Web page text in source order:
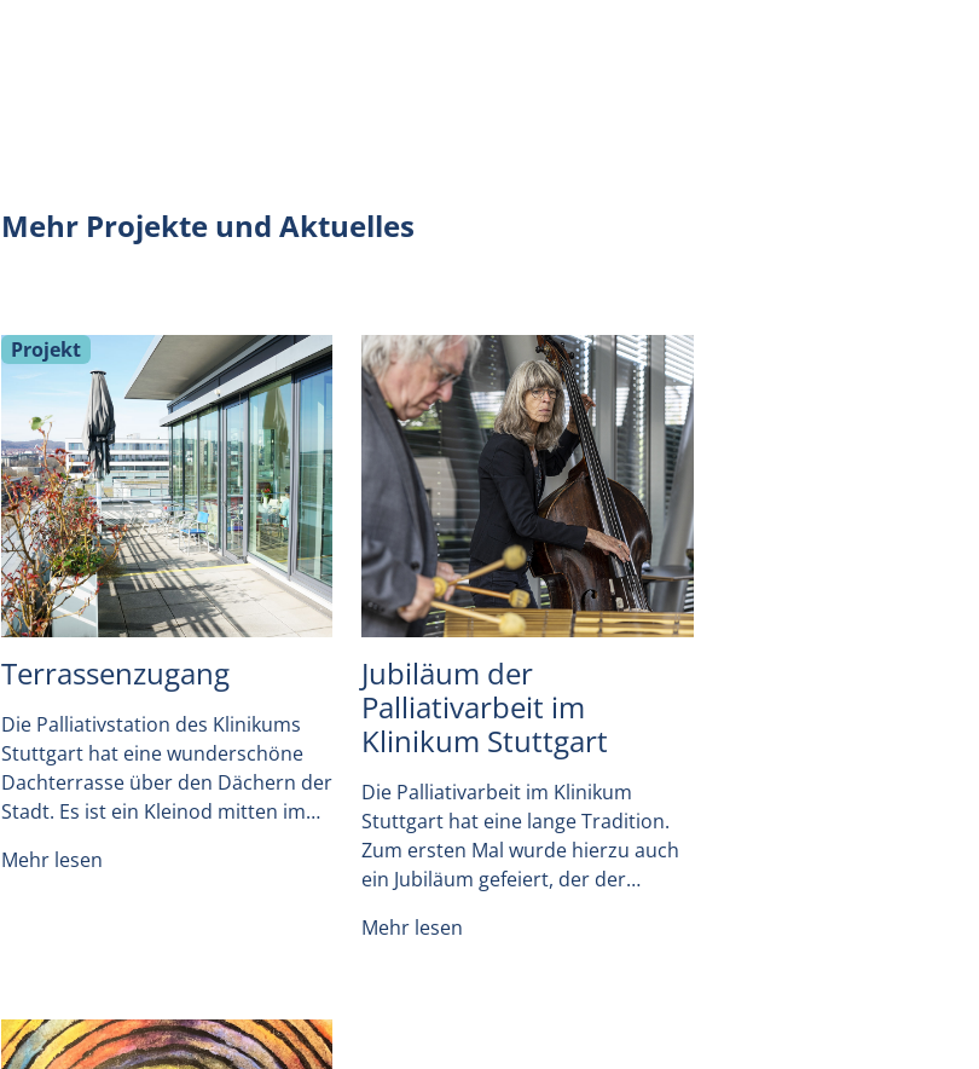
Mehr Projekte und Aktuelles
Projekt
Terrassenzugang
Die Palliativstation des Klinikums
Stuttgart hat eine wunderschöne
Dachterrasse über den Dächern der
Stadt. Es ist ein Kleinod mitten im…
Mehr lesen
Jubiläum der
Palliativarbeit im
Klinikum Stuttgart
Die Palliativarbeit im Klinikum
Stuttgart hat eine lange Tradition.
Zum ersten Mal wurde hierzu auch
ein Jubiläum gefeiert, der der…
Mehr lesen